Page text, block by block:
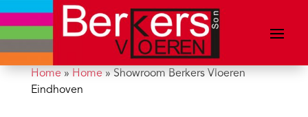
Home» Home» Showroom Berkers Vloeren
Eindhoven